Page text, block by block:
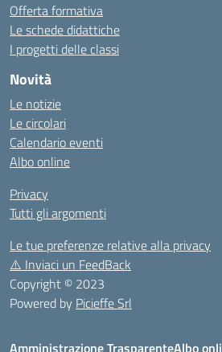
Offerta formativa
Le schede didattiche
I progetti delle classi
Novità
Le notizie
Le circolari
Calendario eventi
Albo online
Privacy
Tutti gli argomenti
Le tue preferenze relative alla privacy
⚠️ Inviaci un FeedBack
Copyright © 2023
Powered by Picieffe Srl
Amministrazione TrasparenteAlbo